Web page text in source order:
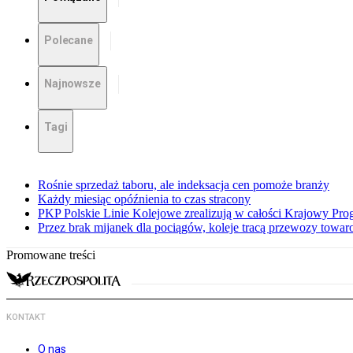
Polecane
Najnowsze
Tagi
Rośnie sprzedaż taboru, ale indeksacja cen pomoże branży
Każdy miesiąc opóźnienia to czas stracony
PKP Polskie Linie Kolejowe zrealizują w całości Krajowy
Przez brak mijanek dla pociągów, koleje tracą przewozy
Promowane treści
KONTAKT
O nas